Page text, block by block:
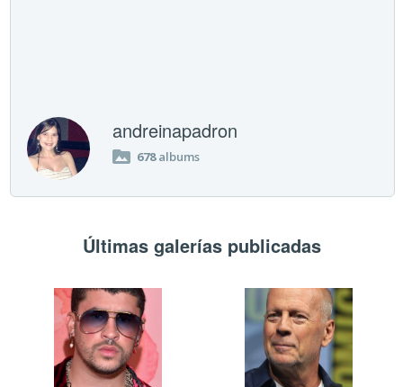
andreinapadron
678albums
Últimas galerías publicadas